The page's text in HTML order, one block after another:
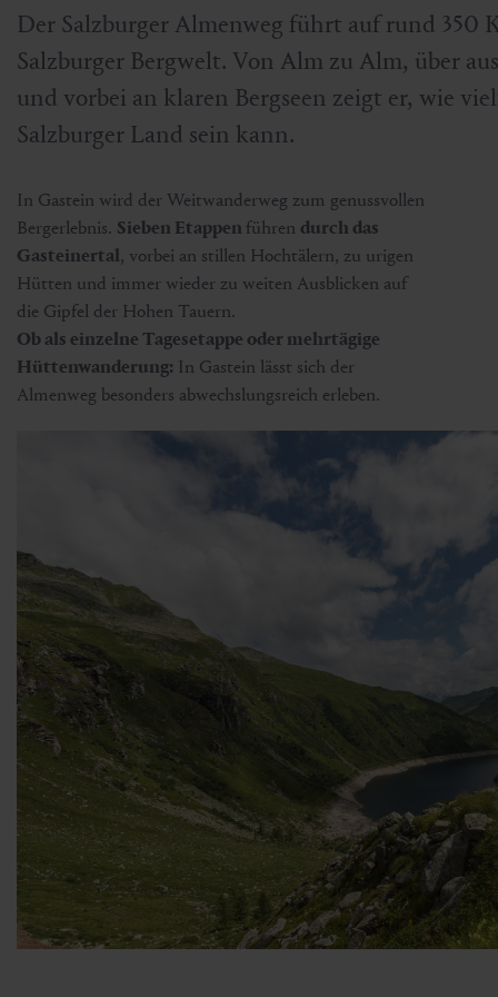
Der Salzburger Almenweg führt auf rund 350
Salzburger Bergwelt. Von Alm zu Alm, über
und vorbei an klaren Bergseen zeigt er, wie
Salzburger Land sein kann.
In Gastein wird der Weitwanderweg zum genussvollen
Bergerlebnis. Sieben Etappen führen durch das
Gasteinertal, vorbei an stillen Hochtälern, zu urigen
Hütten und immer wieder zu weiten Ausblicken auf
die Gipfel der Hohen Tauern.
Ob als einzelne Tagesetappe oder mehrtägige
Hüttenwanderung: In Gastein lässt sich der
Almenweg besonders abwechslungsreich erleben.